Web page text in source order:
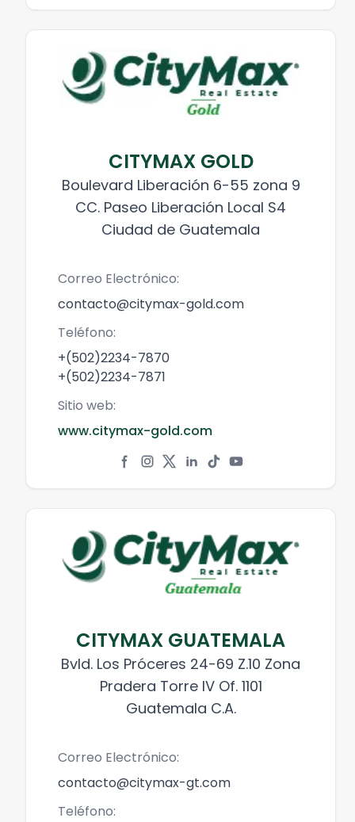
CITYMAX GOLD
Boulevard Liberación 6-55 zona 9
CC. Paseo Liberación Local S4
Ciudad de Guatemala
Correo Electrónico:
contacto@citymax-gold.com
Teléfono:
+(502)2234-7870
+(502)2234-7871
Sitio web:
www.citymax-gold.com
CITYMAX GUATEMALA
Bvld. Los Próceres 24-69 Z.10 Zona
Pradera Torre IV Of. 1101
Guatemala C.A.
Correo Electrónico:
contacto@citymax-gt.com
Teléfono: